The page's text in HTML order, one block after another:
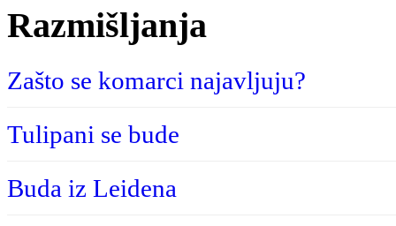
Razmišljanja
Zašto se komarci najavljuju?
Tulipani se bude
Buda iz Leidena